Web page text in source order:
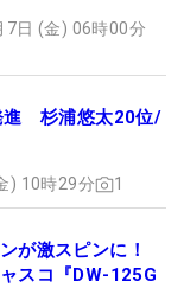
7日 (金) 06時00分
進 杉浦悠太20位/
) 10時29分 1
が激スピンに！
スコ『DW-125G